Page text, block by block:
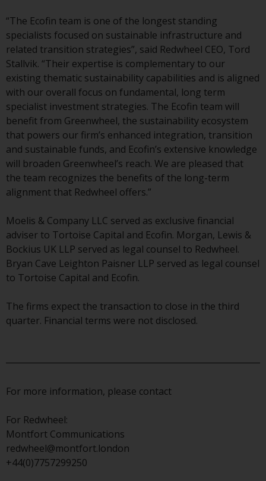
Geschäftsbedingungen, wie sie
von RWC Partners Limited („RWC“)
herausgegeben wurden, gelesen
und anerkannt haben und damit
einverstanden sind. Diese
Website kann Werbung
enthalten.
Zugang unterliegt lokalen
Beschränkungen
haben, richtet sich diese Website
nicht an eine bestimmte
Gerichtsbarkeit und Sie betreten
eine globale Website. Auf dieser
Website erwähnte Produkte oder
Dienstleistungen unterliegen
gesetzlichen und behördlichen
Anforderungen und sind
werden auf der Grundlage
bestimmter Registrierungen in
relevanten Gerichtsbarkeiten
gemäß den Europäischen
Richtlinien zur Koordinierung von
Gesetzen, Vorschriften und
“The Ecofin team is one of the longest standing
specialists focused on sustainable infrastructure and
related transition strategies”, said Redwheel CEO, Tord
Stallvik. “Their expertise is complementary to our
existing thematic sustainability capabilities and is aligned
with our overall focus on fundamental, long term
specialist investment strategies. The Ecofin team will
benefit from Greenwheel, the sustainability ecosystem
that powers our firm’s enhanced integration, transition
and sustainable funds, and Ecofin’s extensive knowledge
will broaden Greenwheel’s reach. We are pleased that
the team recognizes the benefits of the long-term
alignment that Redwheel offers.”
Moelis & Company LLC served as exclusive financial
adviser to Tortoise Capital and Ecofin. Morgan, Lewis &
Bockius UK LLP served as legal counsel to Redwheel.
Bryan Cave Leighton Paisner LLP served as legal counsel
to Tortoise Capital and Ecofin.
The firms expect the transaction to close in the third
quarter. Financial terms were not disclosed.
For more information, please contact
For Redwheel:
Montfort Communications
redwheel@montfort.london
+44(0)7757299250